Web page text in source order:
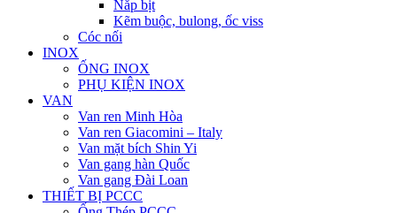
Nắp bịt
Kẽm buộc, bulong, ốc viss
Cóc nối
INOX
ỐNG INOX
PHỤ KIỆN INOX
VAN
Van ren Minh Hòa
Van ren Giacomini – Italy
Van mặt bích Shin Yi
Van gang hàn Quốc
Van gang Đài Loan
THIẾT BỊ PCCC